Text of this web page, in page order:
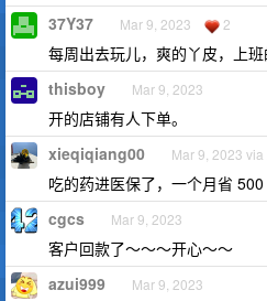
37Y37 Mar 9, 2023 2
每周出去玩儿，爽的丫皮，上
thisboy Mar 9, 2023
开的店铺有人下单。
xieqiqiang00 Mar 9, 2023
吃的药进医保了，一个月省 500
cgcs Mar 9, 2023
客户回款了～～～开心～～
azui999 Mar 9, 2023